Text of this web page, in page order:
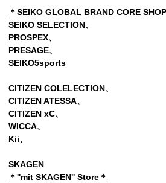
＊SEIKO GLOBAL BRAND CORE
SEIKO SELECTION、
PROSPEX、
PRESAGE、
SEIKO5sports
CITIZEN COLELECTION、
CITIZEN ATESSA、
CITIZEN xC、
WICCA、
Kii、
SKAGEN
＊''mit SKAGEN'' Store＊